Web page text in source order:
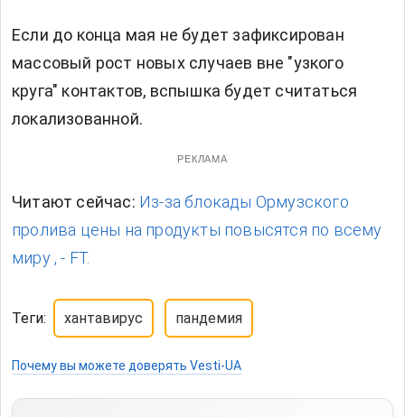
Если до конца мая не будет зафиксирован
массовый рост новых случаев вне "узкого
круга" контактов, вспышка будет считаться
локализованной.
РЕКЛАМА
Читают сейчас: Из-за блокады Ормузского
пролива цены на продукты повысятся по всему
миру , - FT.
Теги: хантавирус пандемия
Почему вы можете доверять Vesti-UA